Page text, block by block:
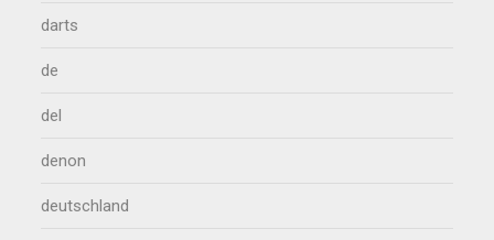
darts
de
del
denon
deutschland